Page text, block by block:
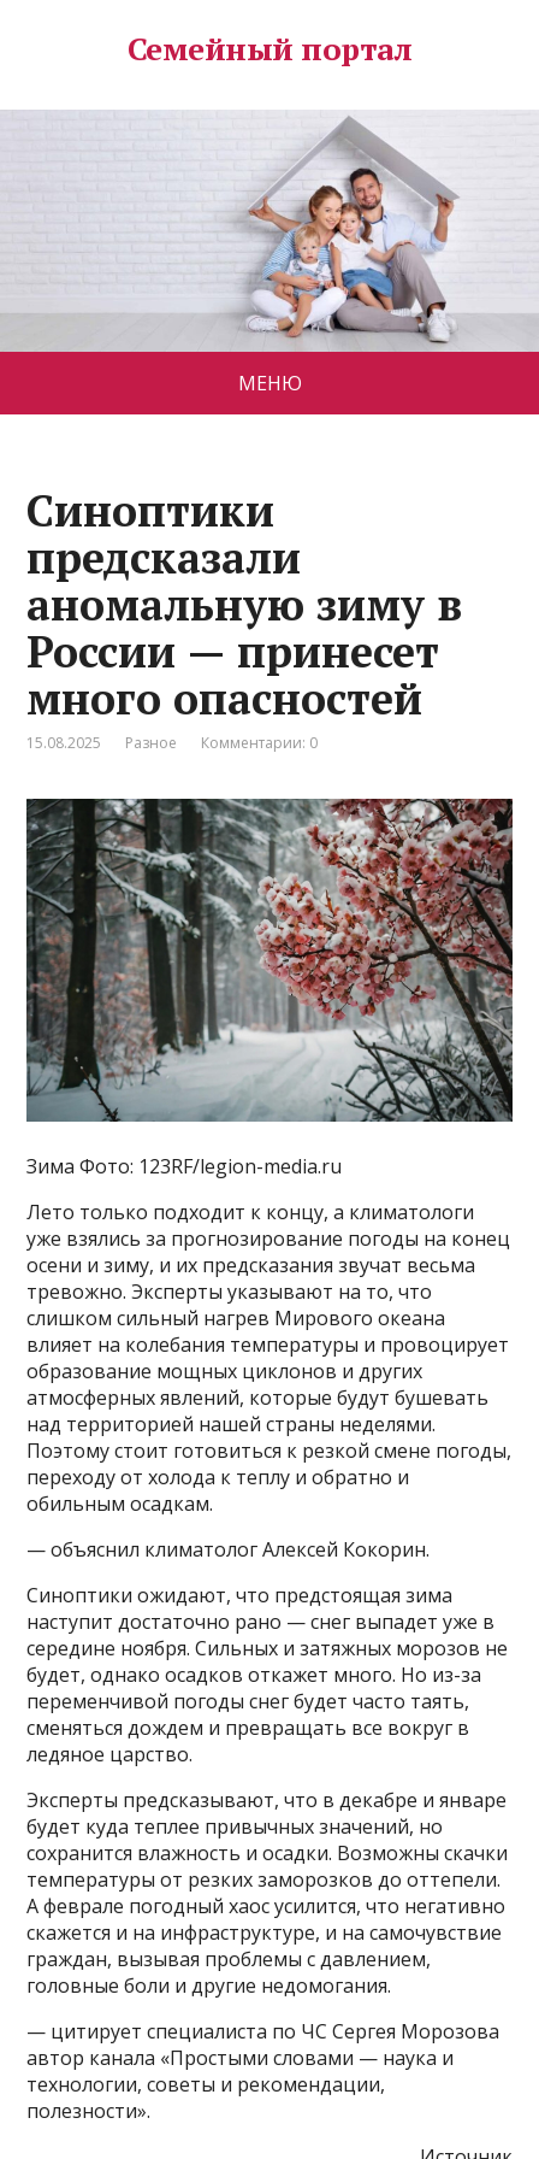
Семейный портал
МЕНЮ
Синоптики
предсказали
аномальную зиму в
России — принесет
много опасностей
15.08.2025 Разное Комментарии: 0
Зима Фото: 123RF/legion-media.ru
Лето только подходит к концу, а климатологи
уже взялись за прогнозирование погоды на конец
осени и зиму, и их предсказания звучат весьма
тревожно. Эксперты указывают на то, что
слишком сильный нагрев Мирового океана
влияет на колебания температуры и провоцирует
образование мощных циклонов и других
атмосферных явлений, которые будут бушевать
над территорией нашей страны неделями.
Поэтому стоит готовиться к резкой смене погоды,
переходу от холода к теплу и обратно и
обильным осадкам.
— объяснил климатолог Алексей Кокорин.
Синоптики ожидают, что предстоящая зима
наступит достаточно рано — снег выпадет уже в
середине ноября. Сильных и затяжных морозов не
будет, однако осадков откажет много. Но из-за
переменчивой погоды снег будет часто таять,
сменяться дождем и превращать все вокруг в
ледяное царство.
Эксперты предсказывают, что в декабре и январе
будет куда теплее привычных значений, но
сохранится влажность и осадки. Возможны скачки
температуры от резких заморозков до оттепели.
А феврале погодный хаос усилится, что негативно
скажется и на инфраструктуре, и на самочувствие
граждан, вызывая проблемы с давлением,
головные боли и другие недомогания.
— цитирует специалиста по ЧС Сергея Морозова
автор канала «Простыми словами — наука и
технологии, советы и рекомендации,
полезности».